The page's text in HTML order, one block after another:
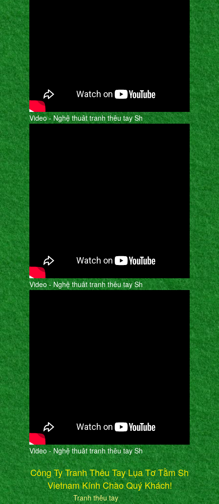
Video - Nghệ thuât tranh thêu tay Sh
Video - Nghệ thuât tranh thêu tay Sh
Video - Nghệ thuât tranh thêu tay Sh
Công Ty Tranh Thêu Tay Lụa Tơ Tằm Sh
Vietnam Kính Chào Quý Khách!
Tranh thêu tay